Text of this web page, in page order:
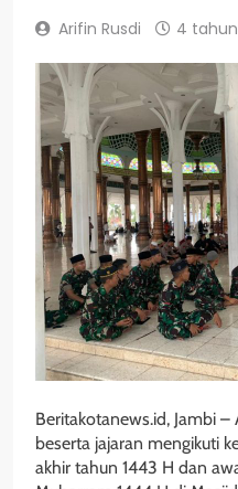
Arifin Rusdi 4
Beritakotanews.id, Jambi
beserta jajaran mengikuti
akhir tahun 1443 H dan